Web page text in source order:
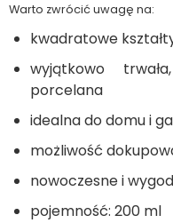
Warto zwrócić uwagę na:
kwadratowe
wyjątkowo
porcelana
idealna do domu i
możliwość
nowoczesne i
pojemność: 200 ml